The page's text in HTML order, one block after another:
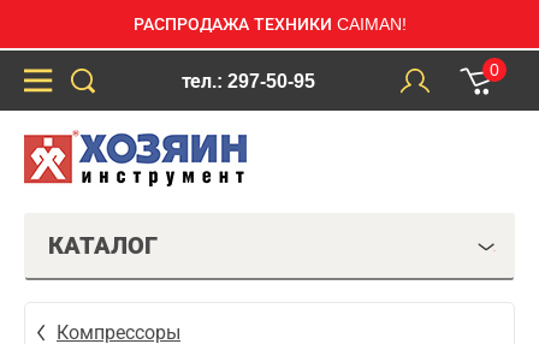
РАСПРОДАЖА ТЕХНИКИ CAIMAN!
тел.: 297-50-95
0
КАТАЛОГ
Компрессоры